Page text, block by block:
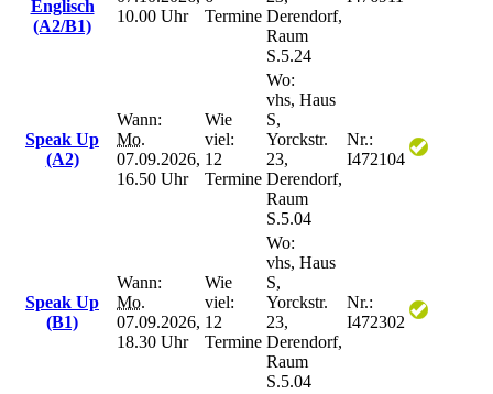
Englisch
(A2/B1)
10.00 Uhr
Termine Derendorf,
Raum
S.5.24
Speak Up
(A2)
Wann:
Mo.
07.09.2026,
16.50 Uhr
Wie
viel:
12
Termine
Wo:
vhs, Haus
S,
Yorckstr.
23,
Derendorf,
Raum
S.5.04
Nr.:
I472104
Speak Up
(B1)
Wann:
Mo.
07.09.2026,
18.30 Uhr
Wie
viel:
12
Termine
Wo:
vhs, Haus
S,
Yorckstr.
23,
Derendorf,
Raum
S.5.04
Nr.:
I472302